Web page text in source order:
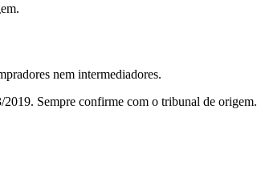
nem intermediadores.
Sempre confirme com o tribunal de origem.